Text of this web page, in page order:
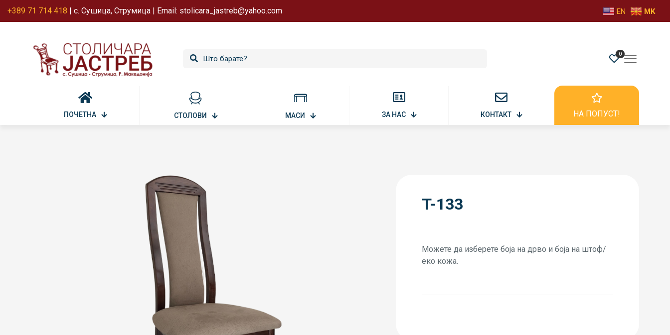
+389 71 714 418 | с. Сушица, Струмица | Email: stolicara_jastreb@yahoo.com EN MK
0
ПОЧЕТНА СТОЛОВИ МАСИ ЗА НАС КОНТАКТ НА ПОПУСТ!
T-133
Можете да изберете боја на дрво и боја на штоф/
еко кожа.